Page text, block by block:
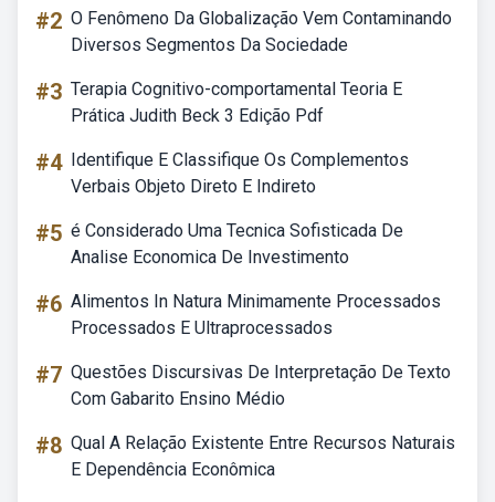
#2 O Fenômeno Da Globalização Vem Contaminando
Diversos Segmentos Da Sociedade
#3 Terapia Cognitivo-comportamental Teoria E
Prática Judith Beck 3 Edição Pdf
#4 Identifique E Classifique Os Complementos
Verbais Objeto Direto E Indireto
#5 é Considerado Uma Tecnica Sofisticada De
Analise Economica De Investimento
#6 Alimentos In Natura Minimamente Processados
Processados E Ultraprocessados
#7 Questões Discursivas De Interpretação De Texto
Com Gabarito Ensino Médio
#8 Qual A Relação Existente Entre Recursos Naturais
E Dependência Econômica